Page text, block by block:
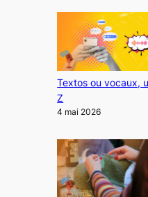
Textos ou vocaux,
Z
4 mai 2026